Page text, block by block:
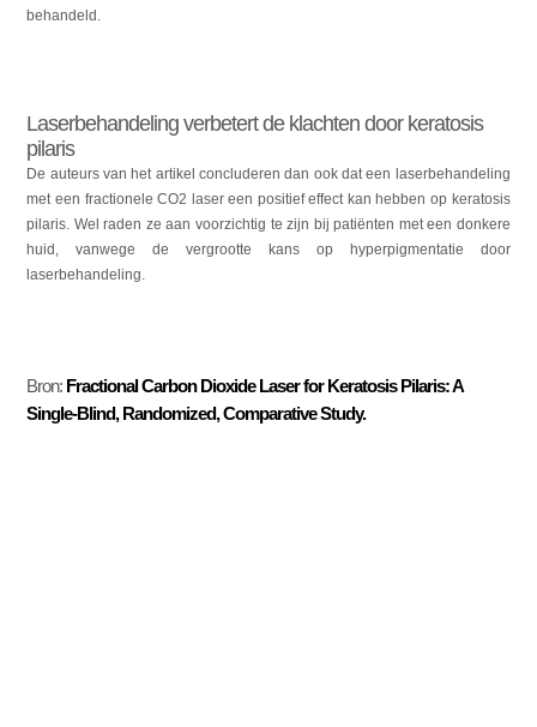
behandeld.
Laserbehandeling verbetert de klachten door keratosis
pilaris
De auteurs van het artikel concluderen dan ook dat een laserbehandeling
met een fractionele CO2 laser een positief effect kan hebben op keratosis
pilaris. Wel raden ze aan voorzichtig te zijn bij patiënten met een donkere
huid, vanwege de vergrootte kans op hyperpigmentatie door
laserbehandeling.
Bron: Fractional Carbon Dioxide Laser for Keratosis Pilaris: A
Single-Blind, Randomized, Comparative Study.